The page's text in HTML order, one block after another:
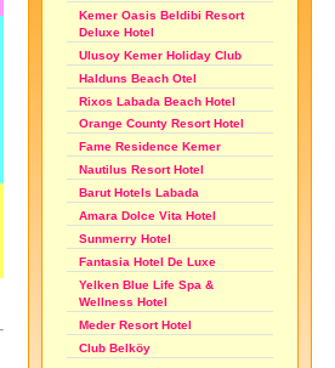
Kemer Oasis Beldibi Resort
Deluxe Hotel
Ulusoy Kemer Holiday Club
Halduns Beach Otel
Rixos Labada Beach Hotel
Orange County Resort Hotel
Fame Residence Kemer
Nautilus Resort Hotel
Barut Hotels Labada
Amara Dolce Vita Hotel
Sunmerry Hotel
Fantasia Hotel De Luxe
Yelken Blue Life Spa &
Wellness Hotel
Meder Resort Hotel
Club Belköy